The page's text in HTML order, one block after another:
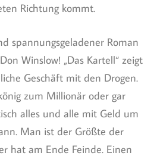
Richtung kommt.
spannungsgeladener Roman
Winslow! „Das Kartell“ zeigt
Geschäft mit den Drogen.
zum Millionär oder gar
alles und alle mit Geld um
Man ist der Größte der
hat am Ende Feinde. Einen